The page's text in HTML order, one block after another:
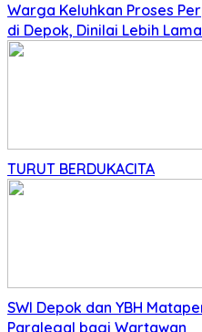
Warga Keluhkan Proses
di Depok, Dinilai Lebih
TURUT BERDUKACITA
SWI Depok dan YBH
Paralegal bagi Wartawan